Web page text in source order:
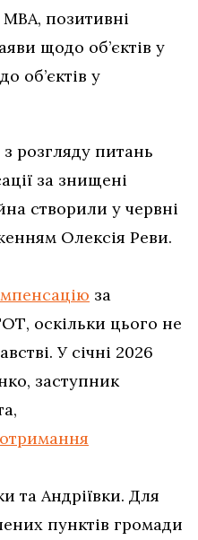
позитивні
щодо об’єктів у
об’єктів у
розгляду питань
за знищені
створили у червні
Олексія Реви.
за
оскільки цього не
У січні 2026
заступник
та Андріївки. Для
пунктів громади